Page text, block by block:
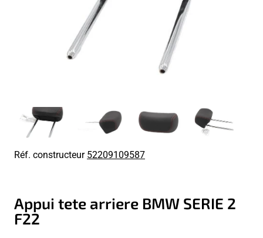
Réf. constructeur52209109587
Appui tete arriere BMW SERIE 2
F22